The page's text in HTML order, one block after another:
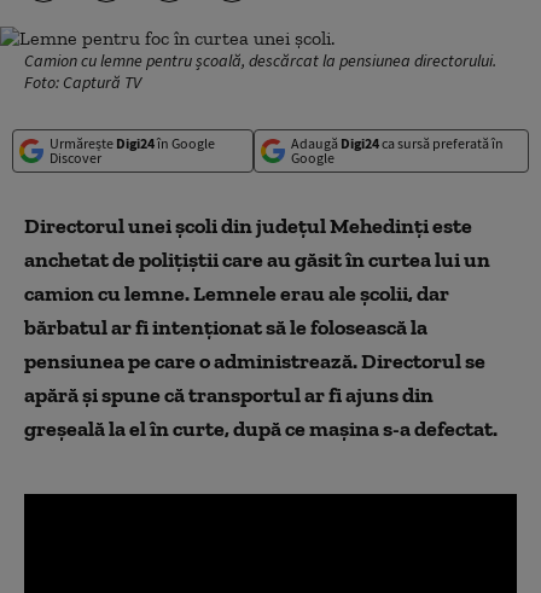
Camion cu lemne pentru școală, descărcat la pensiunea directorului.
Foto: Captură TV
Urmărește Digi24în Google
Discover
Adaugă Digi24ca sursă preferată în
Google
Directorul unei școli din județul Mehedinți este
anchetat de polițiștii care au găsit în curtea lui un
camion cu lemne. Lemnele erau ale școlii, dar
bărbatul ar fi intenționat să le folosească la
pensiunea pe care o administrează. Directorul se
apără și spune că transportul ar fi ajuns din
greșeală la el în curte, după ce mașina s-a defectat.